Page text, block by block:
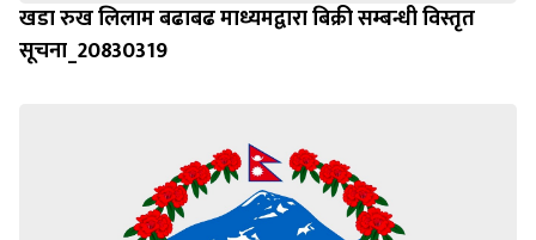
खडा रुख लिलाम बढाबढ माध्यमद्वारा बिक्री सम्बन्धी विस्तृत
सूचना_20830319